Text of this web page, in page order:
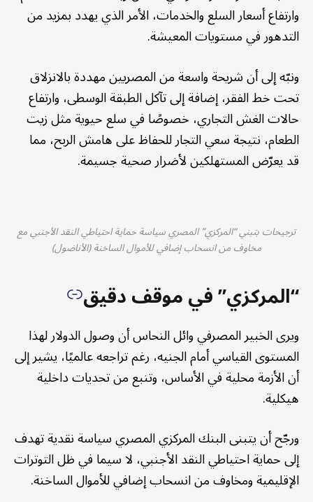
وارتفاع أسعار السلع والخدمات، الأمر الذي يهدد بمزيد من
التدهور في مستويات المعيشة.
ونبّه إلى أن شريحة واسعة من المصريين مهددة بالانزلاق
تحت خط الفقر، إضافة إلى تآكل الطبقة الوسطى، وارتفاع
حالات الغش التجاري، خصوصًا في سلع حيوية مثل زيت
الطعام، نتيجة سعي التجار للحفاظ على هامش الربح، مما
قد يعرّض المستهلكين لأضرار صحية جسيمة.
ترجيحات بتبني “المركزي” المصري سياسة حماية احتياطي النقد الأجنبي مع
مخاوف من انسحاب إضافي للأموال الساخنة (الأناضول)
“المركزي” في موقف دقيق
ويرى الخبير المصرفي وائل النحاس أن وصول الدولار لهذا
المستوى القياسي أمام الجنيه، رغم تراجعه عالميًا، يشير إلى
أن الأزمة محلية في الأساس، وتنبع من تحديات داخلية
هيكلية.
ورجّح أن يتبنى البنك المركزي المصري سياسة نقدية تهدف
إلى حماية احتياطي النقد الأجنبي، لا سيما في ظل التوترات
الإقليمية ومخاوف من انسحاب إضافي للأموال الساخنة.